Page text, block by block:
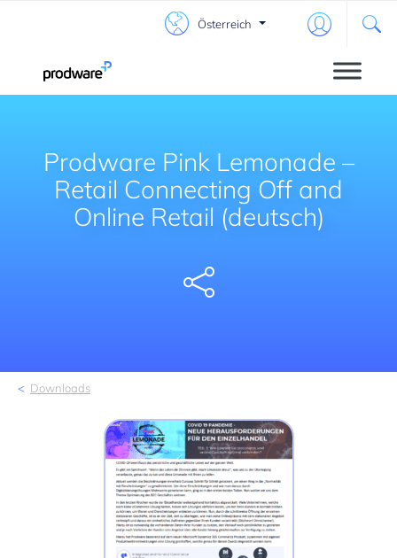
Österreich
Prodware Pink Lemonade –
Retail Connecting Off and
Online Retail (deutsch)
Downloads